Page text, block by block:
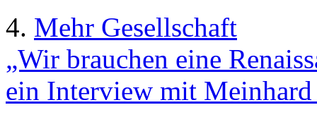
4. Mehr Gesellschaft
„Wir brauchen eine
ein Interview mit